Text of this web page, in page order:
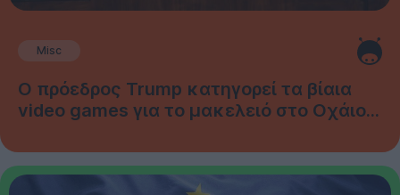
Misc
Ο πρόεδρος Trump κατηγορεί τα βίαια
video games για το μακελειό στο Οχάιο...